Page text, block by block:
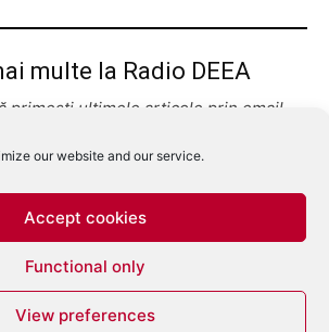
our website and our service.
Accept cookies
Functional only
View preferences
multe la Radio DEEA
primești ultimele articole prin email.
Abonează-te